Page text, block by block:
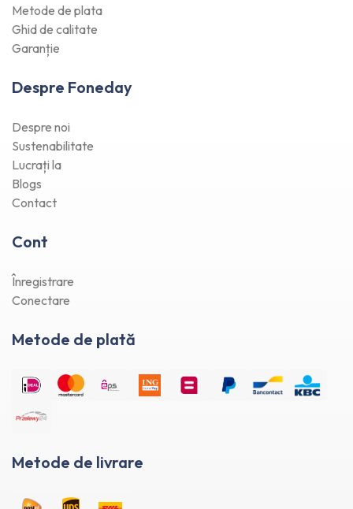
Metode de plata
Ghid de calitate
Garanție
Despre Foneday
Despre noi
Sustenabilitate
Lucrați la
Blogs
Contact
Cont
Înregistrare
Conectare
Metode de plată
Metode de livrare